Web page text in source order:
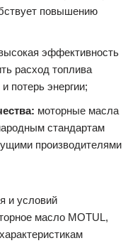
повышению
эффективность
расход топлива
потерь энергии;
моторные масла
стандартам
производителями
и условий
масло MOTUL,